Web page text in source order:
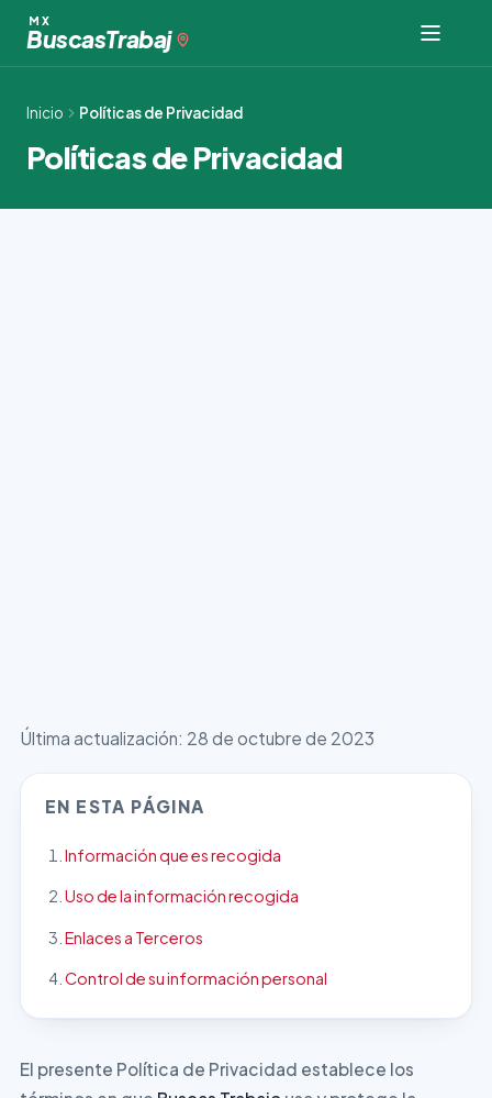
contenido
MX
BuscasTrabaj
Inicio Políticas de Privacidad
Políticas de Privacidad
Última actualización: 28 de octubre de 2023
EN ESTA PÁGINA
Información que es recogida
Uso de la información recogida
Enlaces a Terceros
Control de su información personal
El presente Política de Privacidad establece los